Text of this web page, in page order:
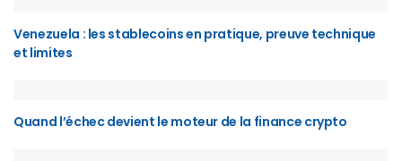
Venezuela : les stablecoins en pratique, preuve technique
et limites
Quand l’échec devient le moteur de la finance crypto